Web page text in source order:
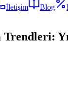
İletişim Blog
Trendleri: